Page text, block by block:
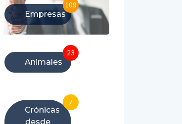
Empresas
109
Animales
23
Crónicas
desde
7